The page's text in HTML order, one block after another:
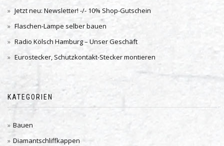
Jetzt neu: Newsletter! -/- 10% Shop-Gutschein
Flaschen-Lampe selber bauen
Radio Kölsch Hamburg – Unser Geschäft
Eurostecker, Schutzkontakt-Stecker montieren
KATEGORIEN
Bauen
Diamantschliffkappen